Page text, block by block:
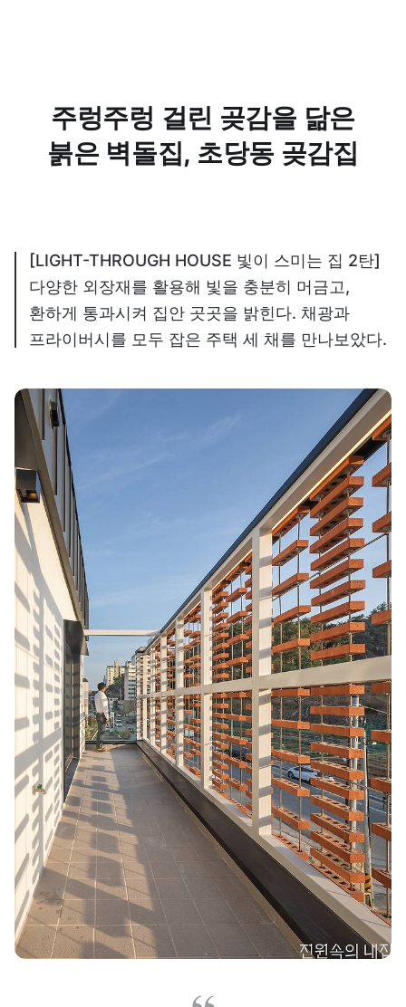
주렁주렁 걸린 곶감을 닮은
붉은 벽돌집, 초당동 곶감집
[LIGHT-THROUGH HOUSE 빛이 스미는 집 2탄]
다양한 외장재를 활용해 빛을 충분히 머금고,
환하게 통과시켜 집안 곳곳을 밝힌다. 채광과
프라이버시를 모두 잡은 주택 세 채를 만나보았다.